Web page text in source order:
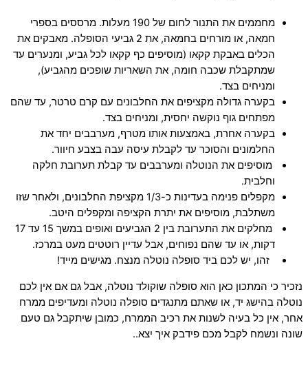
מחממים את התנור לחום של 190 מעלות. מרססים בספרי
חמאה, או מורחים בחמאה, את 2 גביעי הסופלה. מאבקים את
הכלים באבקת קקאו (מוסיפים כף קקאו לכל גביע, ומנערים עד
שמתקבלת שכבה חומה, את השאריות שופכים מהגביע),
ומניחים בצד.
בקערה גדולה מקציפים את החלבונים עם קרם טרטר, עד שהם
מפתחים גוף נוקשה יחסית, ומניחים בצד.
בקערה אחרת, באמצעות אותו מטרף, מערבבים יחד את
החלמונים והסוכר עד לקבלת עיסה עבה בצבע חיוור.
מוסיפים את הנוטלה ומערבבים עד קבלת תערובת חלקה
וחלבית.
מקפלים פנימה בעדינות כ-1/3 מקציפת החלבונים, ולאחר שזו
משתלבת, מוסיפים את יתרת הקציפה ומקפלים היטב.
מחלקים את התערובת בין 2 הגביעים ואופים במשך 15 עד 17
דקות, או עד שהם נפוחים, אבל עדיין רוטטים מעט במרכז.
זהו, יש לכם ביד סופלה נוטלה מנצח. מגישים מייד!
נזכיר כי המתכון כאן הוא סופלה שוקולד נוטלה, אבל גם אם אין לכם
נוטלה בהישג יד, או שאתם מתנגדים סופלה נוטלה ומעדיפים ממרח
אחר, אין כל בעיה לשנות את רכיב הממרח, כמובן שיתקבל גם טעם
שונה ונשמח לקבל מכם פידבק איך יצא..